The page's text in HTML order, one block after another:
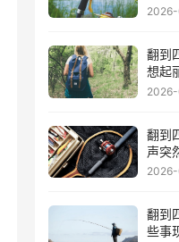
翻到
想起
翻到
声突
翻到
些事